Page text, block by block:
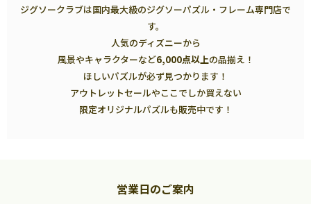
ジグソークラブは国内最大級のジグソーパズル・フレーム専門店で
す。
人気のディズニーから
風景やキャラクターなど6,000点以上の品揃え！
ほしいパズルが必ず見つかります！
アウトレットセールやここでしか買えない
限定オリジナルパズルも販売中です！
営業日のご案内